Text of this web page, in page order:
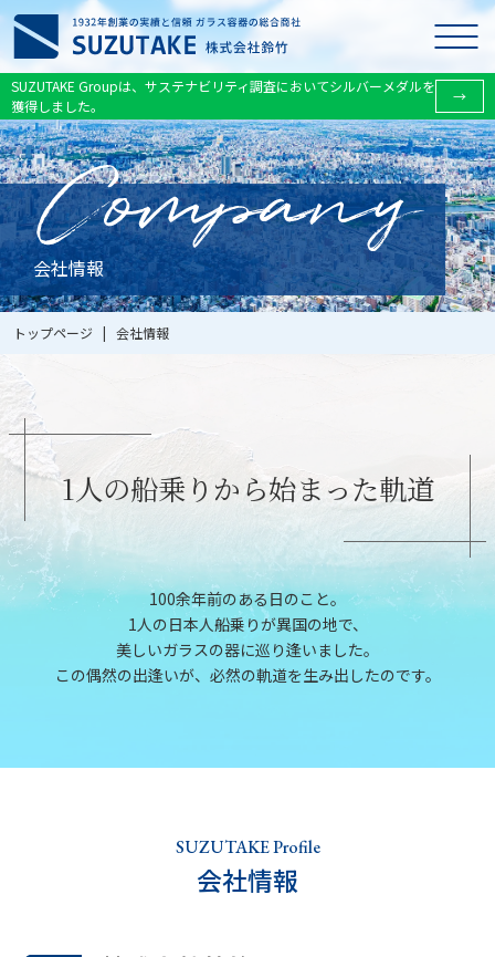
SUZUTAKE Groupは、サステナビリティ調査においてシルバーメダルを
獲得しました。
→
会社情報
トップページ | 会社情報
1人の船乗りから始まった軌道
100余年前のある日のこと。
1人の日本人船乗りが異国の地で、
美しいガラスの器に巡り逢いました。
この偶然の出逢いが、必然の軌道を生み出したのです。
SUZUTAKE Profile
会社情報